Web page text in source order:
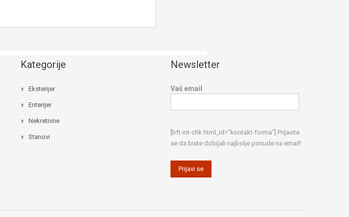
Kategorije
Eksterijer
Enterijer
Nekretnine
Stanovi
Newsletter
Vaš email
[bft-int-chk html_id="kontakt-forma"] Prijavite
se da biste dobijali najbolje ponude na email!